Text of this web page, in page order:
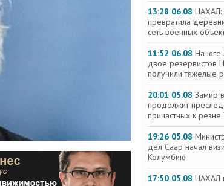
13:28 06.08 ЦАХАЛ:
превратила
сеть военных
11:52 06.08 На юге
двое резервистов
получили тяжелые
20:01 05.08 Замир
продолжит
причастных к резне
19:26 05.08
дел Саар начал
Колумбию
17:50 05.08 ЦАХАЛ